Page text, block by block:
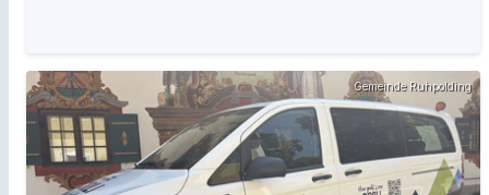
Gemeinde Ruhpolding